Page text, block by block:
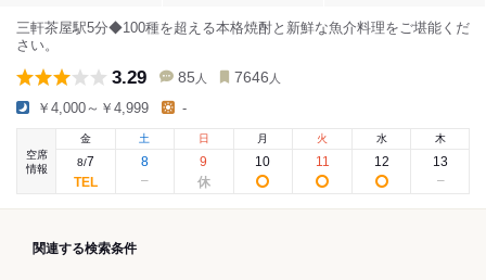
三軒茶屋駅5分◆100種を超える本格焼酎と新鮮な魚介料理をご堪能くだ
さい。
3.29 85 人 7646 人
￥4,000～￥4,999 -
空席
情報
金
8/7
土
8
日
9
月
10
火
11
水
12
木
13
関連する検索条件